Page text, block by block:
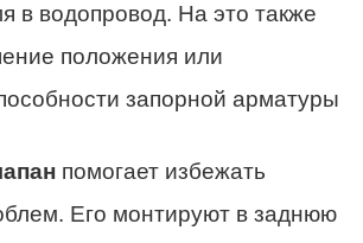
в водопровод. На это также
положения или
запорной арматуры
помогает избежать
Его монтируют в заднюю